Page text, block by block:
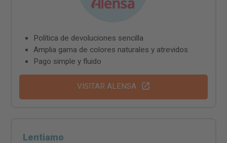
Política de devoluciones sencilla
Amplia gama de colores naturales y atrevidos
Pago simple y fluido
VISITAR ALENSA
Lentiamo